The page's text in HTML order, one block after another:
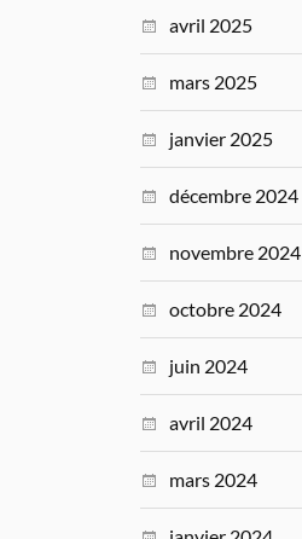
avril 2025
mars 2025
janvier 2025
décembre 2024
novembre 2024
octobre 2024
juin 2024
avril 2024
mars 2024